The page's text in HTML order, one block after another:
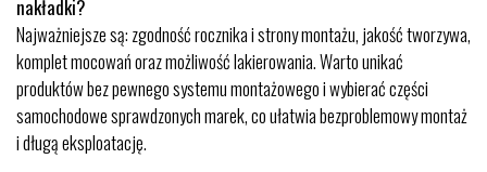
nakładki?
Najważniejsze są: zgodność rocznika i strony montażu, jakość tworzywa,
komplet mocowań oraz możliwość lakierowania. Warto unikać
produktów bez pewnego systemu montażowego i wybierać części
samochodowe sprawdzonych marek, co ułatwia bezproblemowy montaż
i długą eksploatację.